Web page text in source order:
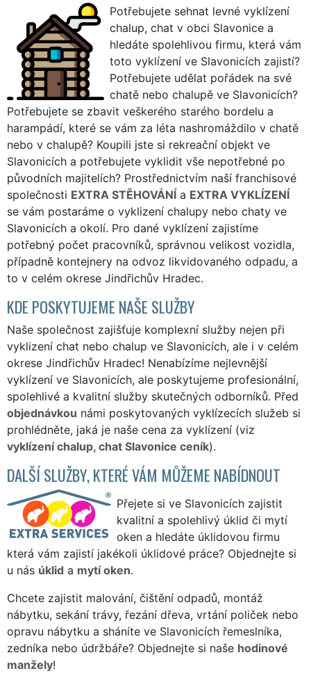
Potřebujete sehnat levné vyklízení
chalup, chat v obci Slavonice a
hledáte spolehlivou firmu, která vám
toto vyklízení ve Slavonicích zajistí?
Potřebujete udělat pořádek na své
chatě nebo chalupě ve Slavonicích?
Potřebujete se zbavit veškerého starého bordelu a
harampádí, které se vám za léta nashromáždilo v chatě
nebo v chalupě? Koupili jste si rekreační objekt ve
Slavonicích a potřebujete vyklidit vše nepotřebné po
původních majitelích? Prostřednictvím naší franchisové
společnosti EXTRA STĚHOVÁNÍ a EXTRA VYKLÍZENÍ
se vám postaráme o vyklizení chalupy nebo chaty ve
Slavonicích a okolí. Pro dané vyklízení zajistíme
potřebný počet pracovníků, správnou velikost vozidla,
případně kontejnery na odvoz likvidovaného odpadu, a
to v celém okrese Jindřichův Hradec.
KDE POSKYTUJEME NAŠE SLUŽBY
Naše společnost zajišťuje komplexní služby nejen při
vyklizení chat nebo chalup ve Slavonicích, ale i v celém
okrese Jindřichův Hradec! Nenabízíme nejlevnější
vyklízení ve Slavonicích, ale poskytujeme profesionální,
spolehlivé a kvalitní služby skutečných odborníků. Před
objednávkou námi poskytovaných vyklízecích služeb si
prohlédněte, jaká je naše cena za vyklízení (viz
vyklízení chalup, chat Slavonice ceník).
DALŠÍ SLUŽBY, KTERÉ VÁM MŮŽEME NABÍDNOUT
Přejete si ve Slavonicích zajistit
kvalitní a spolehlivý úklid či mytí
oken a hledáte úklidovou firmu
která vám zajistí jakékoli úklidové práce? Objednejte si
u nás úklid a mytí oken.
Chcete zajistit malování, čištění odpadů, montáž
nábytku, sekání trávy, řezání dřeva, vrtání poliček nebo
opravu nábytku a sháníte ve Slavonicích řemeslníka,
zedníka nebo údržbáře? Objednejte si naše hodinové
manžely!